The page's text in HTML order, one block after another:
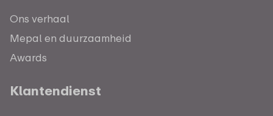
Ons verhaal
Mepal en duurzaamheid
Awards
Klantendienst